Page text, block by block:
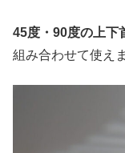
45度・90度の上下
組み合わせて使え